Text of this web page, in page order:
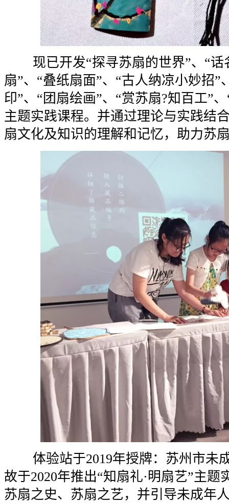
现已开发“探寻苏扇的世界”、“话
扇”、“叠纸扇面”、“古人纳凉小妙招”
印”、“团扇绘画”、“赏苏扇?知百工”
主题实践课程。并通过理论与实践结
扇文化及知识的理解和记忆，助力苏
体验站于2019年授牌：苏州市未
故于2020年推出“知扇礼·明扇艺”主
苏扇之史、苏扇之艺，并引导未成年